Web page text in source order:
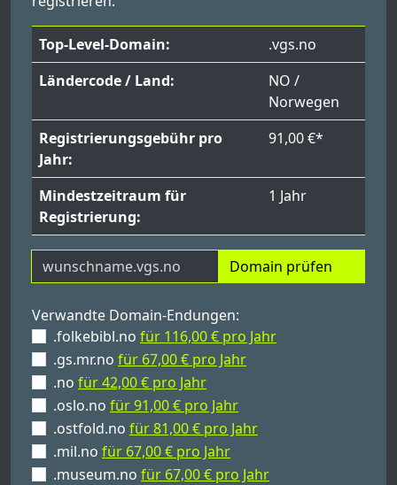
Top-Level-Domain:
.vgs.no
Ländercode / Land:
NO /
Norwegen
Registrierungsgebühr pro
Jahr:
91,00 €*
Mindestzeitraum für
Registrierung:
1 Jahr
Domain prüfen
Verwandte Domain-Endungen:
.folkebibl.no für 116,00 € pro Jahr
.gs.mr.no für 67,00 € pro Jahr
.no für 42,00 € pro Jahr
.oslo.no für 91,00 € pro Jahr
.ostfold.no für 81,00 € pro Jahr
.mil.no für 67,00 € pro Jahr
.museum.no für 67,00 € pro Jahr